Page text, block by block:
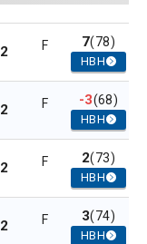
2 F 7(78)
HBH
2 F -3(68)
HBH
2 F 2(73)
HBH
2 F 3(74)
HBH